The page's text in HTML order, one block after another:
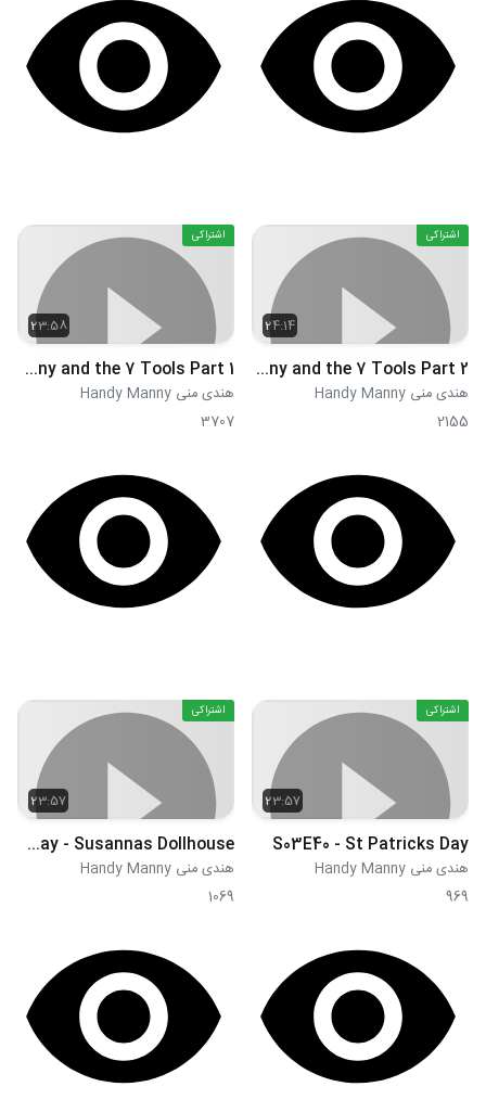
24:14
اشتراکی
S03E42 - Handy Manny and the 7 Tools Part 2
هندی منی Handy Manny
2155
23:58
اشتراکی
S03E41 - Handy Manny and the 7 Tools Part 1
هندی منی Handy Manny
3707
23:57
اشتراکی
S03E40 - St Patricks Day
هندی منی Handy Manny
969
23:57
اشتراکی
S03E39 - Snow Day - Susannas Dollhouse
هندی منی Handy Manny
1069